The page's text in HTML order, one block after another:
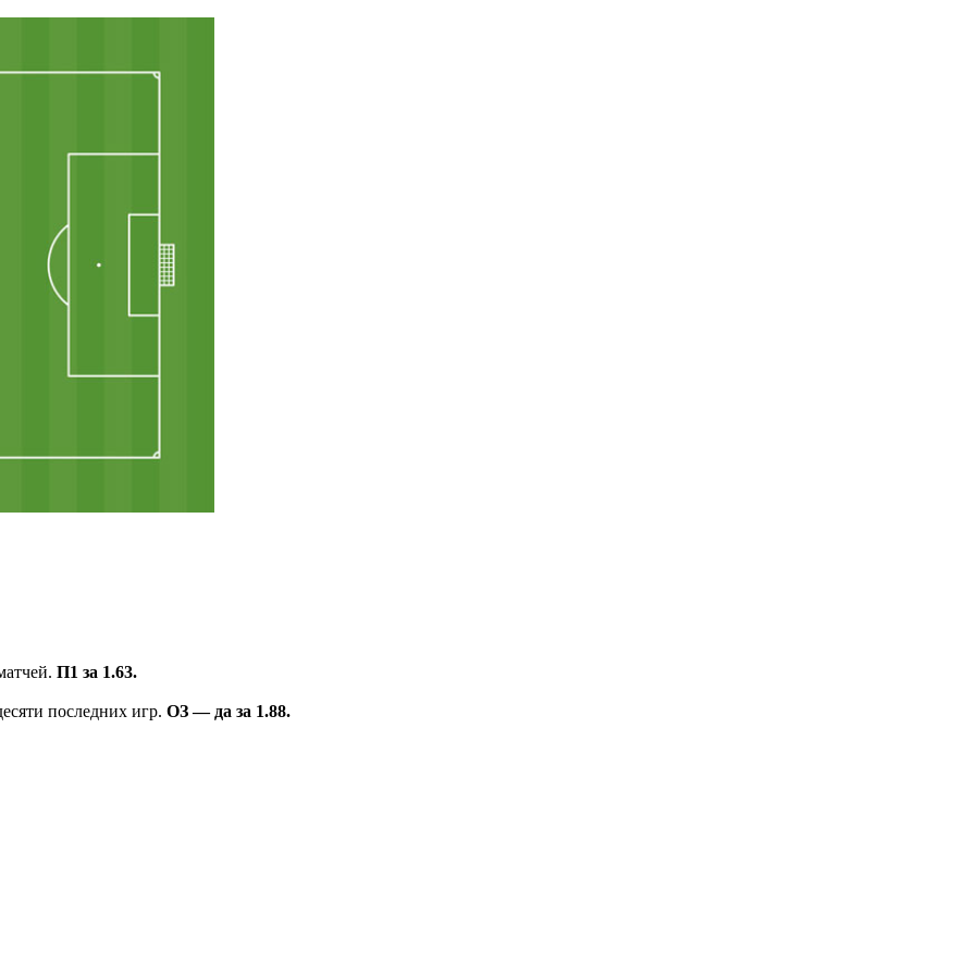
П1 за 1.63.
последних игр. ОЗ ― да за 1.88.